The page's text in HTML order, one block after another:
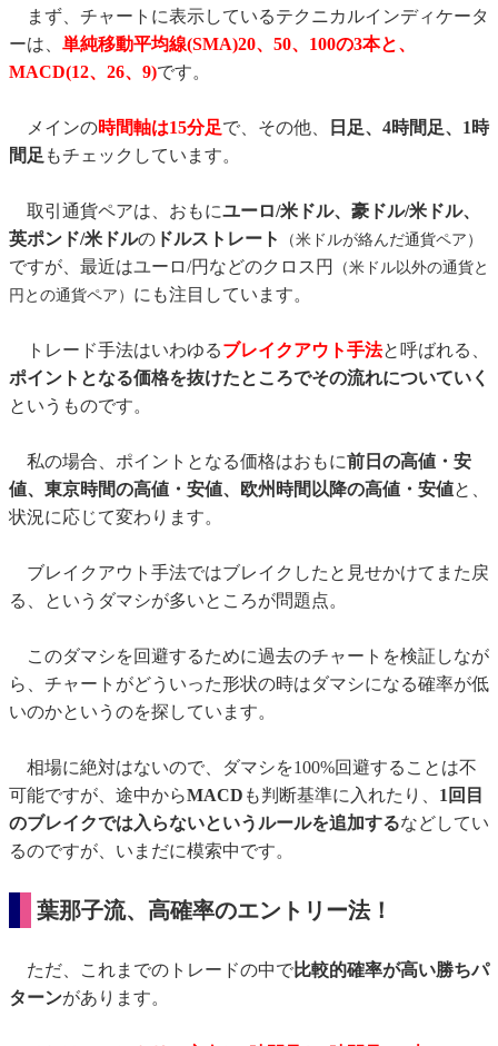
まず、チャートに表示しているテクニカルインディケータ
ーは、 単純移動平均線(SMA)20、50、100の3本と、
MACD(12、26、9)です。
メインの時間軸は15分足で、その他、
日足、4時間足、1時
間足 もチェックしています。
取引通貨ペアは、おもにユーロ/米ドル、豪ドル/米ドル、
英ポンド/米ドルの ドルストレート （米ドルが絡んだ通貨ペア）
ですが、最近はユーロ/円などのクロス円
（米ドル以外の通貨と
円との通貨ペア） にも注目しています。
トレード手法はいわゆるブレイクアウト手法と呼ばれる、
ポイントとなる価格を抜けたところでその流れについていく
というものです。
私の場合、ポイントとなる価格はおもに前日の高値・安
値、東京時間の高値・安値、欧州時間以降の高値・安値と、
状況に応じて変わります。
ブレイクアウト手法ではブレイクしたと見せかけてまた戻
る、というダマシが多いところが問題点。
このダマシを回避するために過去のチャートを検証しなが
ら、チャートがどういった形状の時はダマシになる確率が低
いのかというのを探しています。
相場に絶対はないので、ダマシを100%回避することは不
可能ですが、途中からMACD も判断基準に入れたり、 1回目
のブレイクでは入らないというルールを追加するなどしてい
るのですが、いまだに模索中です。
葉那子流、高確率のエントリー法！
ただ、これまでのトレードの中で比較的確率が高い勝ちパ
ターンがあります。